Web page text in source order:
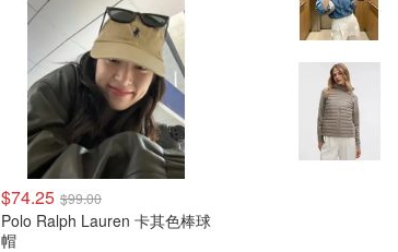
$74.25 $99.00
Polo Ralph Lauren 卡其色棒球
帽